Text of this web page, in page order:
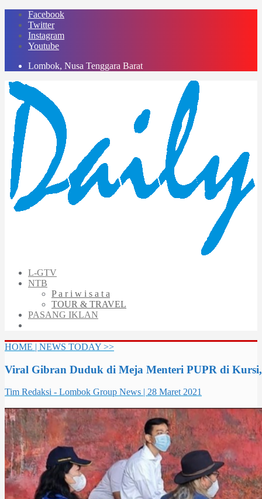
Skip
content
Facebook
Twitter
Instagram
Youtube
Lombok, Nusa Tenggara Barat
L-GTV
NTB
P a r i w i s a t a
TOUR & TRAVEL
PASANG IKLAN
HOME | NEWS TODAY >>
Viral Gibran Duduk di Meja Menteri PUPR di
Tim Redaksi - Lombok Group News | 28 Maret 2021